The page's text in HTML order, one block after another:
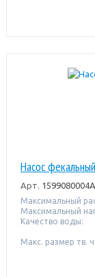
Насос
Арт. 1599080004A
Максимальный
Максимальный
Качество воды:
Макс. размер тв.